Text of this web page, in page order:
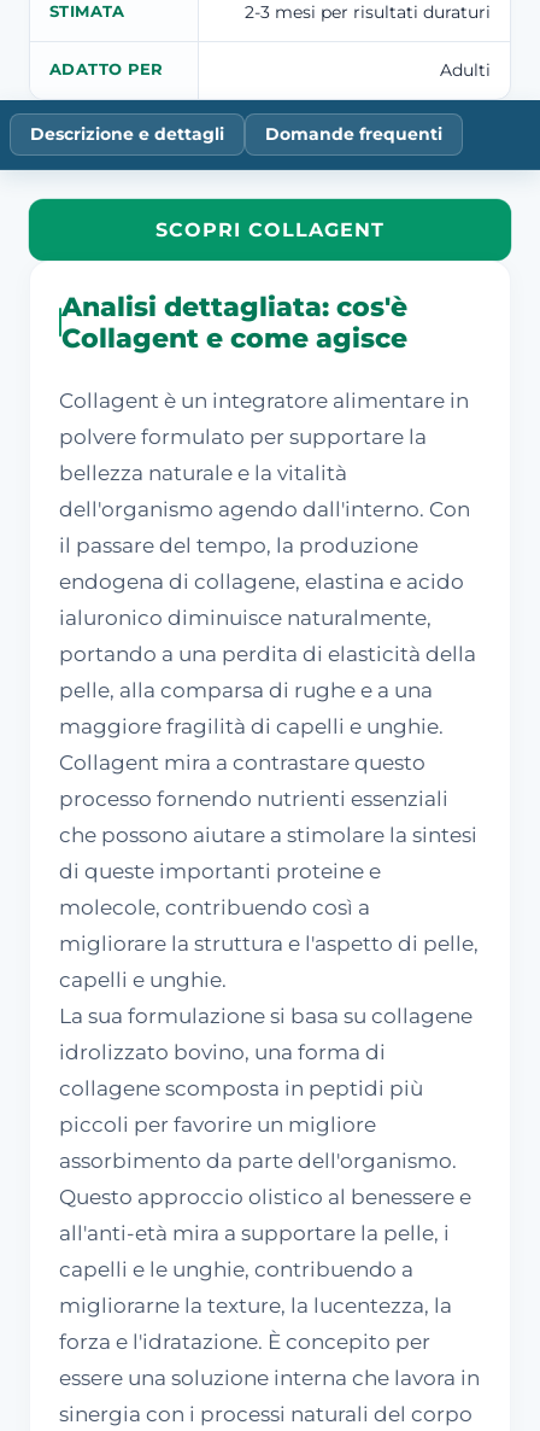
STIMATA
2-3 mesi per risultati duraturi
ADATTO PER Adulti
Descrizione e dettagli Domande frequenti
SCOPRI COLLAGENT
Analisi dettagliata: cos'è
Collagent e come agisce
Collagent è un integratore alimentare in
polvere formulato per supportare la
bellezza naturale e la vitalità
dell'organismo agendo dall'interno. Con
il passare del tempo, la produzione
endogena di collagene, elastina e acido
ialuronico diminuisce naturalmente,
portando a una perdita di elasticità della
pelle, alla comparsa di rughe e a una
maggiore fragilità di capelli e unghie.
Collagent mira a contrastare questo
processo fornendo nutrienti essenziali
che possono aiutare a stimolare la sintesi
di queste importanti proteine e
molecole, contribuendo così a
migliorare la struttura e l'aspetto di pelle,
capelli e unghie.
La sua formulazione si basa su collagene
idrolizzato bovino, una forma di
collagene scomposta in peptidi più
piccoli per favorire un migliore
assorbimento da parte dell'organismo.
Questo approccio olistico al benessere e
all'anti-età mira a supportare la pelle, i
capelli e le unghie, contribuendo a
migliorarne la texture, la lucentezza, la
forza e l'idratazione. È concepito per
essere una soluzione interna che lavora in
sinergia con i processi naturali del corpo